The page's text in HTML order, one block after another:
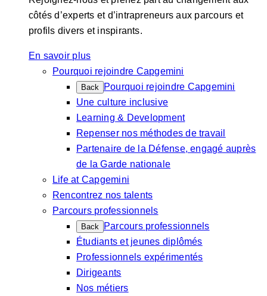
côtés d’experts et d’intrapreneurs aux parcours et
profils divers et inspirants.
En savoir plus
Pourquoi rejoindre Capgemini
Back
Pourquoi rejoindre Capgemini
Une culture inclusive
Learning & Development
Repenser nos méthodes de travail
Partenaire de la Défense, engagé auprès
de la Garde nationale
Life at Capgemini
Rencontrez nos talents
Parcours professionnels
Back
Parcours professionnels
Étudiants et jeunes diplômés
Professionnels expérimentés
Dirigeants
Nos métiers